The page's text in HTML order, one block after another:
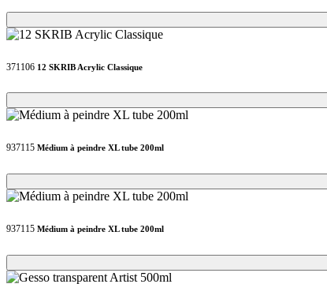
Loading...
Loading...
371106 12 SKRIB Acrylic Classique
Loading...
Loading...
937115 Médium à peindre XL tube 200ml
Loading...
Loading...
937115 Médium à peindre XL tube 200ml
Loading...
Loading...